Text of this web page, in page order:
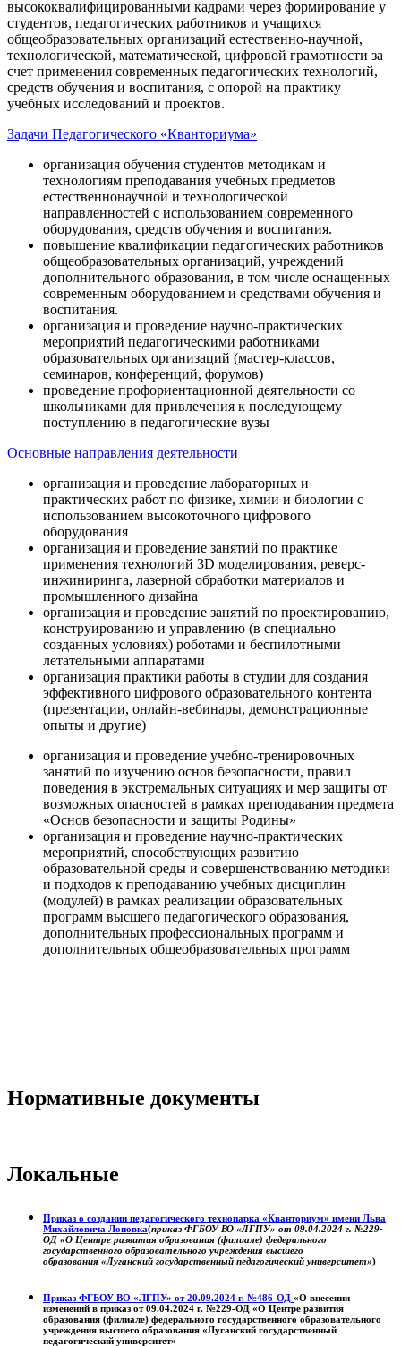
высококвалифицированными кадрами через формирование у
студентов, педагогических работников и учащихся
общеобразовательных организаций естественно-научной,
технологической, математической, цифровой грамотности за
счет применения современных педагогических технологий,
средств обучения и воспитания, с опорой на практику
учебных исследований и проектов.
Задачи Педагогического «Кванториума»
организация обучения студентов методикам и
технологиям преподавания учебных предметов
естественнонаучной и технологической
направленностей с использованием современного
оборудования, средств обучения и воспитания.
повышение квалификации педагогических работников
общеобразовательных организаций, учреждений
дополнительного образования, в том числе оснащенных
современным оборудованием и средствами обучения и
воспитания.
организация и проведение научно-практических
мероприятий педагогическими работниками
образовательных организаций (мастер-классов,
семинаров, конференций, форумов)
проведение профориентационной деятельности со
школьниками для привлечения к последующему
поступлению в педагогические вузы
Основные направления деятельности
организация и проведение лабораторных и
практических работ по физике, химии и биологии с
использованием высокоточного цифрового
оборудования
организация и проведение занятий по практике
применения технологий 3D моделирования, реверс-
инжиниринга, лазерной обработки материалов и
промышленного дизайна
организация и проведение занятий по проектированию,
конструированию и управлению (в специально
созданных условиях) роботами и беспилотными
летательными аппаратами
организация практики работы в студии для создания
эффективного цифрового образовательного контента
(презентации, онлайн-вебинары, демонстрационные
опыты и другие)
организация и проведение учебно-тренировочных
занятий по изучению основ безопасности, правил
поведения в экстремальных ситуациях и мер защиты от
возможных опасностей в рамках преподавания предмета
«Основ безопасности и защиты Родины»
организация и проведение научно-практических
мероприятий, способствующих развитию
образовательной среды и совершенствованию методики
и подходов к преподаванию учебных дисциплин
(модулей) в рамках реализации образовательных
программ высшего педагогического образования,
дополнительных профессиональных программ и
дополнительных общеобразовательных программ
Нормативные документы
Локальные
Приказ о создании педагогического технопарка «Кванториум» имени Льва
Михайловича Лоповка(приказ ФГБОУ ВО «ЛГПУ» от 09.04.2024 г. №229-
ОД «О Центре развития образования (филиале) федерального
государственного образовательного учреждения высшего
образования «Луганский государственный педагогический университет»)
Приказ ФГБОУ ВО «ЛГПУ» от 20.09.2024 г. №486-ОД «О внесении
изменений в приказ от 09.04.2024 г. №229-ОД «О Центре развития
образования (филиале) федерального государственного образовательного
учреждения высшего образования «Луганский государственный
педагогический университет»